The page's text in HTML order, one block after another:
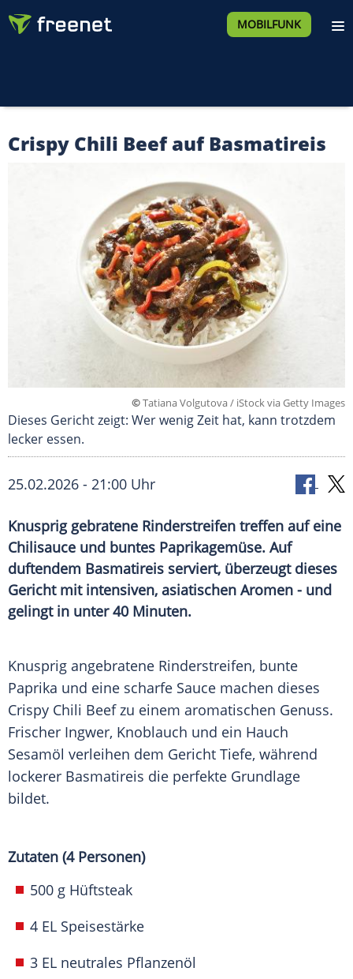
MOBILFUNK
Crispy Chili Beef auf Basmatireis
©Tatiana Volgutova / iStock via Getty Images
Dieses Gericht zeigt: Wer wenig Zeit hat, kann trotzdem
lecker essen.
25.02.2026 - 21:00 Uhr
Knusprig gebratene Rinderstreifen treffen auf eine
Chilisauce und buntes Paprikagemüse. Auf
duftendem Basmatireis serviert, überzeugt dieses
Gericht mit intensiven, asiatischen Aromen - und
gelingt in unter 40 Minuten.
Knusprig angebratene Rinderstreifen, bunte
Paprika und eine scharfe Sauce machen dieses
Crispy Chili Beef zu einem aromatischen Genuss.
Frischer Ingwer, Knoblauch und ein Hauch
Sesamöl verleihen dem Gericht Tiefe, während
lockerer Basmatireis die perfekte Grundlage
bildet.
Zutaten (4 Personen)
500 g Hüftsteak
4 EL Speisestärke
3 EL neutrales Pflanzenöl